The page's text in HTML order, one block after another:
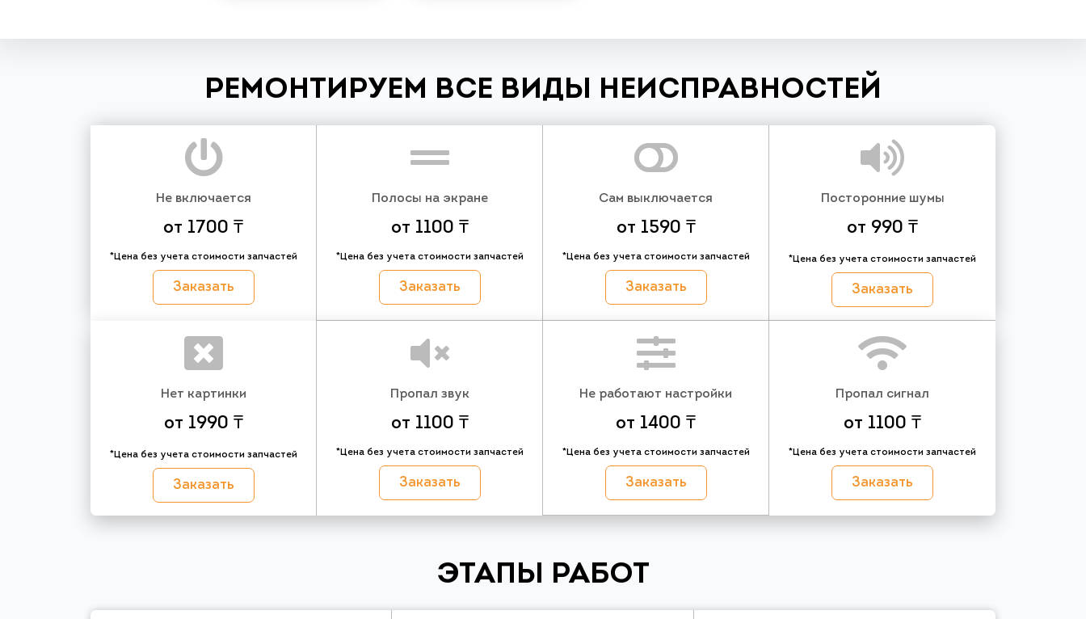
РЕМОНТИРУЕМ ВСЕ ВИДЫ НЕИСПРАВНОСТЕЙ
Не включается
от 1700 ₸
*Цена без учета стоимости запчастей
Заказать
Полосы на экране
от 1100 ₸
*Цена без учета стоимости запчастей
Заказать
Сам выключается
от 1590 ₸
*Цена без учета стоимости запчастей
Заказать
Посторонние шумы
от 990 ₸
*Цена без учета стоимости запчастей
Заказать
Нет картинки
от 1990 ₸
*Цена без учета стоимости запчастей
Заказать
Пропал звук
от 1100 ₸
*Цена без учета стоимости запчастей
Заказать
Не работают настройки
от 1400 ₸
*Цена без учета стоимости запчастей
Заказать
Пропал сигнал
от 1100 ₸
*Цена без учета стоимости запчастей
Заказать
ЭТАПЫ РАБОТ